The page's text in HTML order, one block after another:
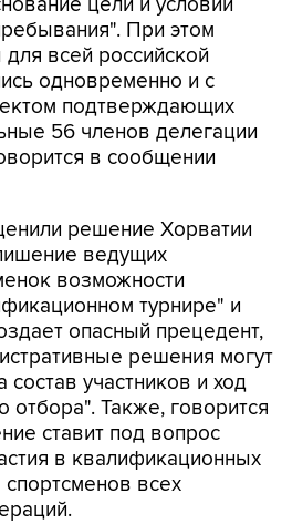
При этом
всей российской
одновременно и с
подтверждающих
56 членов делегации
в сообщении
решение Хорватии
ведущих
возможности
турнире" и
опасный прецедент,
решения могут
участников и ход
отбора". Также, говорится
ставит под вопрос
в квалификационных
всех